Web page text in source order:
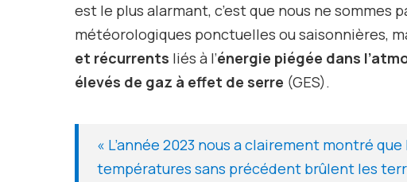
est le plus alarmant, c’est que nous ne sommes
météorologiques ponctuelles ou saisonnières,
et récurrents liés à l’énergie piégée dans
élevés de gaz à effet de serre (GES).
« L’année 2023 nous a clairement montré
températures sans précédent brûlent les